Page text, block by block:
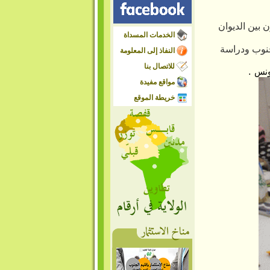
بين الديوان
ودراسة
.
الخدمات المسداة
النفاذ إلى المعلومة
للاتصال بنا
مواقع مفيدة
خريطة الموقع